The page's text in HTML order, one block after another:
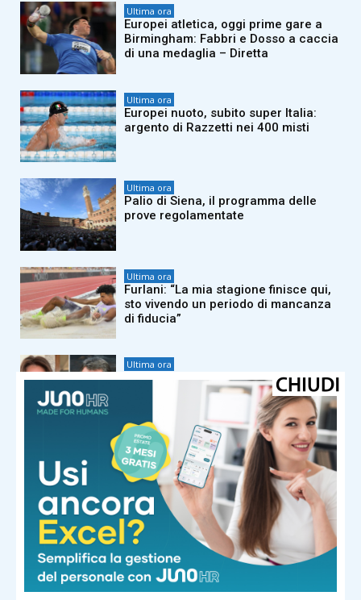
Ultima ora
Europei atletica, oggi prime gare a
Birmingham: Fabbri e Dosso a caccia
di una medaglia – Diretta
Ultima ora
Europei nuoto, subito super Italia:
argento di Razzetti nei 400 misti
Ultima ora
Palio di Siena, il programma delle
prove regolamentate
Ultima ora
Furlani: “La mia stagione finisce qui,
sto vivendo un periodo di mancanza
di fiducia”
Ultima ora
Salvini contestato al concerto per De
Andrè, la replica e l’attacco della
nipote Alice: “Mio nonno gli avrebbe
chiesto che cosa ci faceva lì”
Ultima ora
Sinner ‘al lavoro’ dopo l’infortunio:
agli Us Open per battere (anche) la
scaramanzia
Ultima ora
Maltempo, allerta meteo gialla per
temporali martedì 11 agosto: la